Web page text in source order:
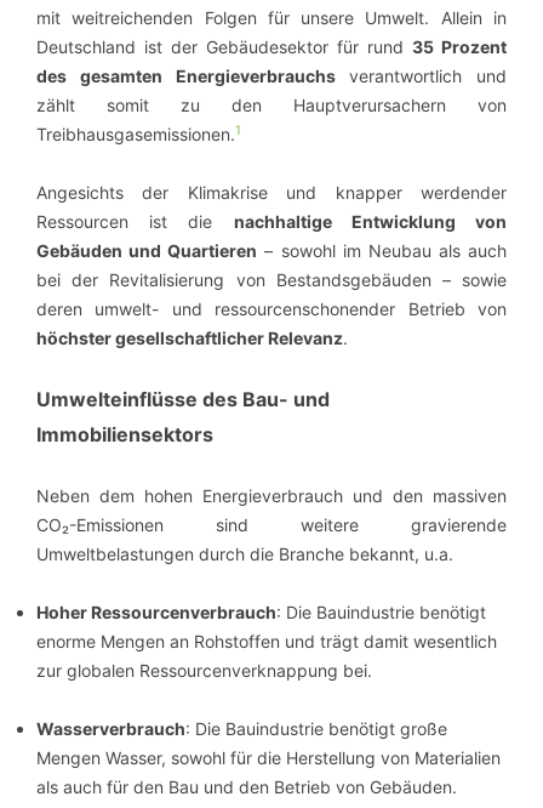
mit weitreichenden Folgen für unsere Umwelt. Allein in
Deutschland ist der Gebäudesektor für rund 35 Prozent
des gesamten Energieverbrauchsverantwortlich und
zählt somit zu den Hauptverursachern von
Treibhausgasemissionen.1
Angesichts der Klimakrise und knapper werdender
Ressourcen ist die nachhaltige Entwicklung von
Gebäuden und Quartieren – sowohl im Neubau als auch
bei der Revitalisierung von Bestandsgebäuden – sowie
deren umwelt- und ressourcenschonender Betrieb von
höchster gesellschaftlicher Relevanz.
Umwelteinflüsse des Bau- und
Immobiliensektors
Neben dem hohen Energieverbrauch und den massiven
CO₂-Emissionen sind weitere gravierende
Umweltbelastungen durch die Branche bekannt, u.a.
Hoher Ressourcenverbrauch: Die Bauindustrie benötigt
enorme Mengen an Rohstoffen und trägt damit wesentlich
zur globalen Ressourcenverknappung bei.
Wasserverbrauch: Die Bauindustrie benötigt große
Mengen Wasser, sowohl für die Herstellung von Materialien
als auch für den Bau und den Betrieb von Gebäuden.